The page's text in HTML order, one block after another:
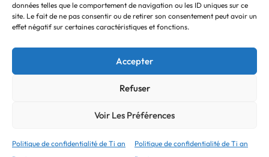
données telles que le comportement de navigation ou les ID uniques sur ce
site. Le fait de ne pas consentir ou de retirer son consentement peut avoir un
effet négatif sur certaines caractéristiques et fonctions.
Accepter
Refuser
Voir Les Préférences
Politique de confidentialité de Ti an
Politique de confidentialité de Ti an
Contactez-nous
Contact
Refonte réalisé parMyck Digital